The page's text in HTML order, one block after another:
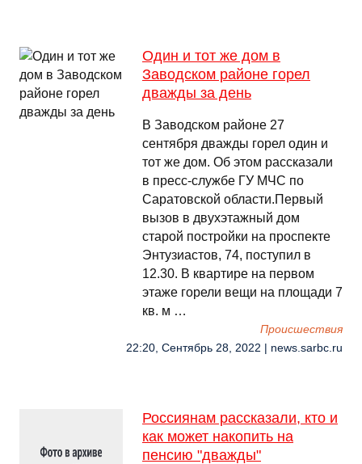
Один и тот же дом в
Заводском районе горел
дважды за день
В Заводском районе 27
сентября дважды горел один и
тот же дом. Об этом рассказали
в пресс-службе ГУ МЧС по
Саратовской области.Первый
вызов в двухэтажный дом
старой постройки на проспекте
Энтузиастов, 74, поступил в
12.30. В квартире на первом
этаже горели вещи на площади 7
кв. м …
Происшествия
22:20, Сентябрь 28, 2022 | news.sarbc.ru
Россиянам рассказали, кто и
как может накопить на
пенсию "дважды"